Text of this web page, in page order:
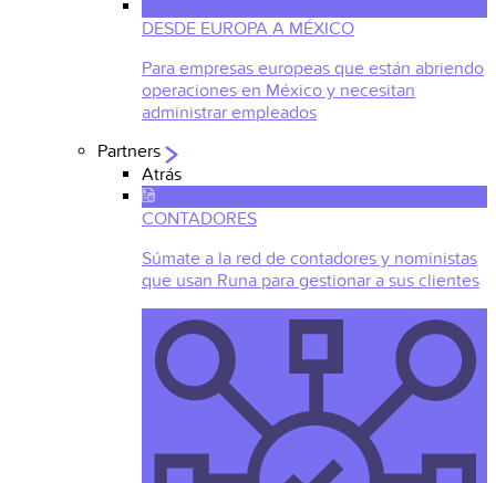
DESDE EUROPA A MÉXICO
Para empresas europeas que están abriendo
operaciones en México y necesitan
administrar empleados
Partners
Atrás
CONTADORES
Súmate a la red de contadores y noministas
que usan Runa para gestionar a sus clientes